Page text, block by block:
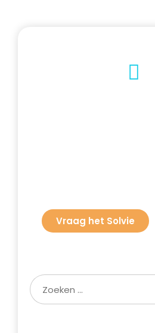
Vraag het Solvie